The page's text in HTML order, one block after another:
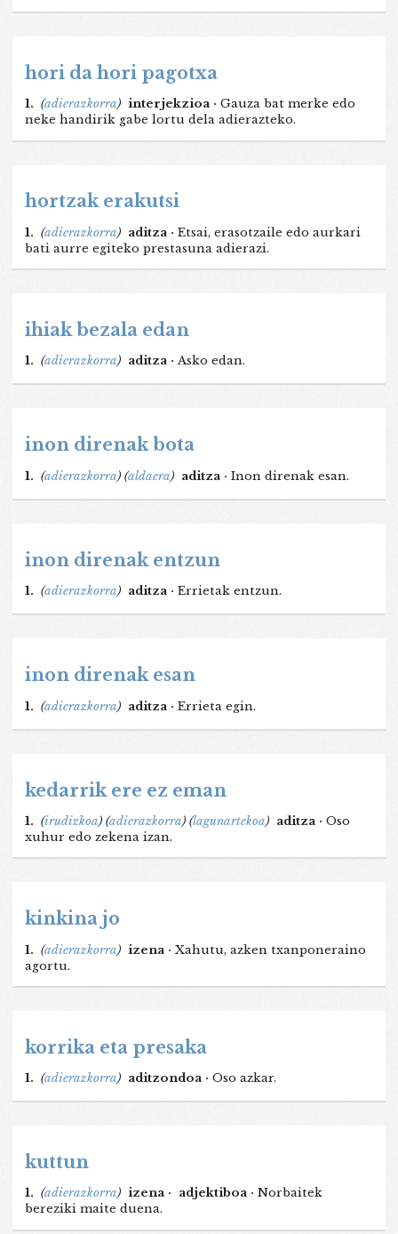
hori da hori pagotxa
1. (adierazkorra) interjekzioa · Gauza bat merke edo
neke handirik gabe lortu dela adierazteko.
hortzak erakutsi
1. (adierazkorra) aditza · Etsai, erasotzaile edo aurkari
bati aurre egiteko prestasuna adierazi.
ihiak bezala edan
1. (adierazkorra) aditza · Asko edan.
inon direnak bota
1. (adierazkorra) (aldaera) aditza · Inon direnak esan.
inon direnak entzun
1. (adierazkorra) aditza · Errietak entzun.
inon direnak esan
1. (adierazkorra) aditza · Errieta egin.
kedarrik ere ez eman
1. (irudizkoa) (adierazkorra) (lagunartekoa) aditza · Oso
xuhur edo zekena izan.
kinkina jo
1. (adierazkorra) izena · Xahutu, azken txanponeraino
agortu.
korrika eta presaka
1. (adierazkorra) aditzondoa · Oso azkar.
kuttun
1. (adierazkorra) izena · adjektiboa · Norbaitek
bereziki maite duena.